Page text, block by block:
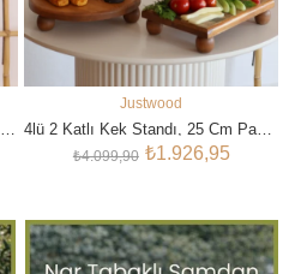
5li 2 Katlı Kek Standı, 25 Cm Pastalık, 25 Cm Risus, 17x25 Risus,25x25 Piramit Ahşap Çeyiz Seti
SEPETE EKLE
Justwood
4lü 2 Katlı Kek Standı, 25 Cm Pastalık, 25 Cm Risus, 17x25 Risus Küçük Boy Ahşap Çeyiz Seti
₺1.926,95
₺4.099,90